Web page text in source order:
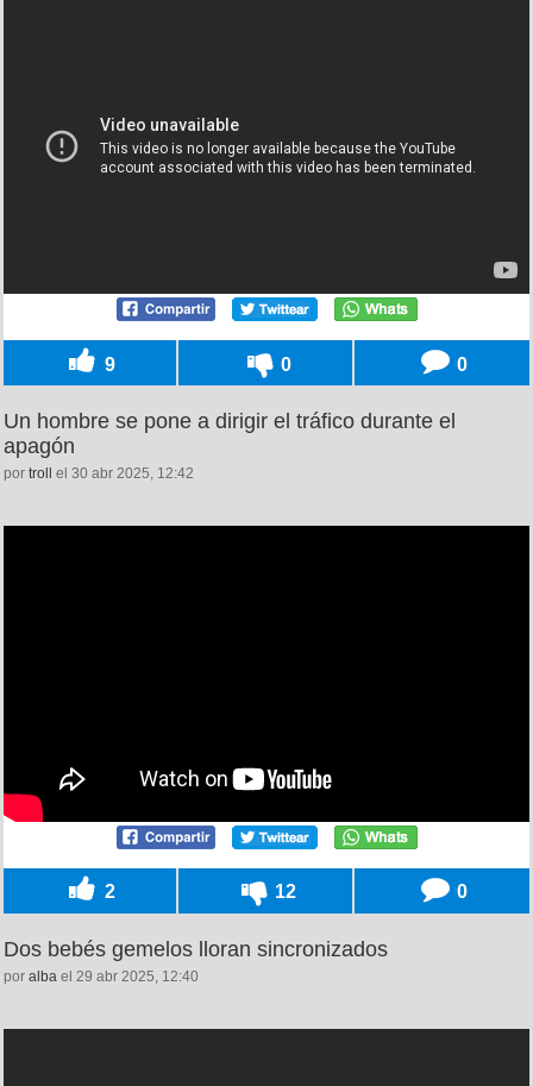
9 0 0
Un hombre se pone a dirigir el tráfico durante el
apagón
por troll el 30 abr 2025, 12:42
2 12 0
Dos bebés gemelos lloran sincronizados
por alba el 29 abr 2025, 12:40